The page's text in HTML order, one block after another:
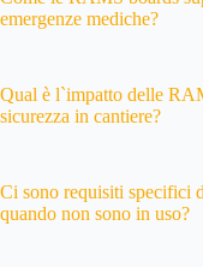
emergenze mediche?
Qual è l`impatto delle
sicurezza in cantiere?
Ci sono requisiti specifici
quando non sono in uso?